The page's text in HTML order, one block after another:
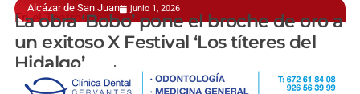
Alcázar de San Juan junio 1, 2026
En el Teatro Emilio Gavira
La obra ‘Bobo’ pone el broche de oro a
un exitoso X Festival ‘Los títeres del
Hidalgo’
manchainformacion.com